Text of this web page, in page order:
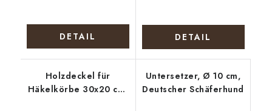
DETAIL DETAIL
Holzdeckel für
Häkelkörbe 30x20 cm,
Untersetzer, Ø 10 cm,
Deutscher Schäferhund